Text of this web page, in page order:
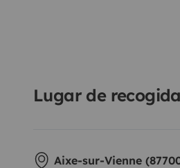
Lugar de recogida
Aixe-sur-Vienne